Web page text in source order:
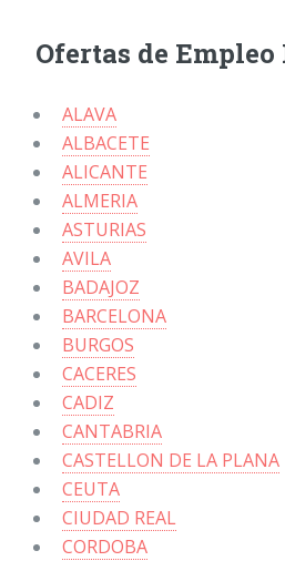
Ofertas de Empleo
ALAVA
ALBACETE
ALICANTE
ALMERIA
ASTURIAS
AVILA
BADAJOZ
BARCELONA
BURGOS
CACERES
CADIZ
CANTABRIA
CASTELLON DE LA PLANA
CEUTA
CIUDAD REAL
CORDOBA